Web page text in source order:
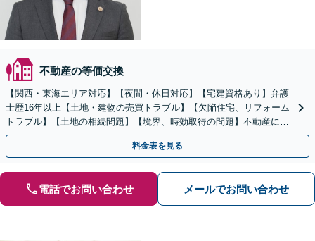
不動産の等価交換
【関西・東海エリア対応】【夜間・休日対応】【宅建資格あり】弁護
士歴16年以上【土地・建物の売買トラブル】【欠陥住宅、リフォーム
トラブル】【土地の相続問題】【境界、時効取得の問題】不動産に関
するトラブル全般の解決に豊富な経験あり。
料金表を見る
電話でお問い合わせ メールでお問い合わせ